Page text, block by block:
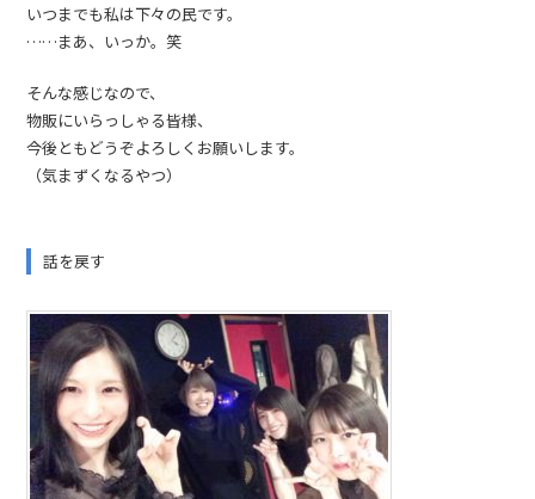
いつまでも私は下々の民です。
……まあ、いっか。笑
そんな感じなので、
物販にいらっしゃる皆様、
今後ともどうぞよろしくお願いします。
（気まずくなるやつ）
話を戻す